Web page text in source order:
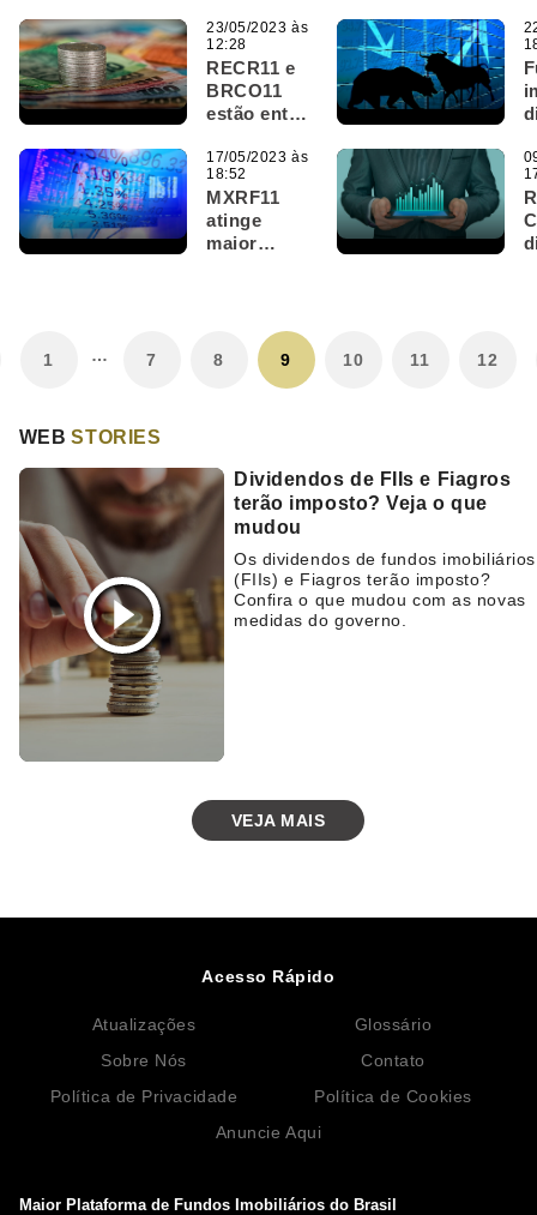
para
Fundos
Imobiliários
em junho
RECR11 e
BRCO11
estão entre
imobiliários
mais
rentáveis;
Veja a lista
completa
23/05/2023 às
12:28
MXRF11
atinge
maior
RECR11
dispara;
IFIX tem 9ª
17/05/2023 às
18:52
1 … 7 8 9 10 11 12
WEBSTORIES
Dividendos de FIIs e Fiagros
terão imposto? Veja o que
mudou
Os dividendos de fundos imobiliários
(FIIs) e Fiagros terão imposto?
Confira o que mudou com as novas
medidas do governo.
VEJA MAIS
Maior Plataforma de Fundos Imobiliários do Brasil
Acesso Rápido
Atualizações
Glossário
Sobre Nós
Contato
Política de Privacidade
Política de Cookies
Anuncie Aqui